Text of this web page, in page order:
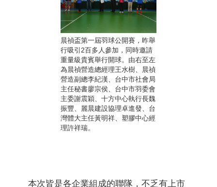
晨禎盃第一屆羽球公開賽，昨舉
行吸引2百多人參加，同時邀請
重量級貴賓舉行開球。由右至左
為晨禎營造總經理王水樹、晨禎
營造副總李紀漢、台中市社會局
主任秘書廖宗侯、台中市羽委會
主委謝震穎、十方中心執行長魏
振豐、麗晨建設協理卓進發、台
灣體大主任黃明祥、塑膠中心經
理許祥瑞。
本次皆是各企業組成的聯隊，不乏有上市